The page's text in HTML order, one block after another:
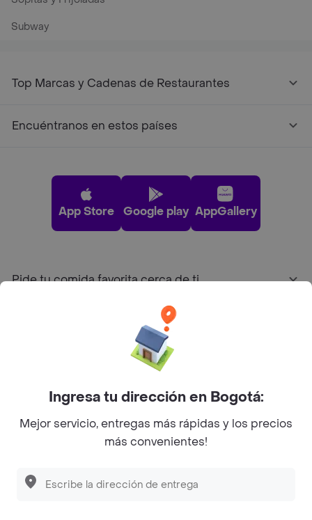
Subway
Top Marcas y Cadenas de Restaurantes
Encuéntranos en estos países
App Store Google play AppGallery
Pide tu comida favorita cerca de ti
Sobre Rappi
Facebook
Twitter
Instagram
©2026Rappi Inc. All rights reserved.
Ingresa tu dirección en Bogotá:
Mejor servicio, entregas más rápidas y los precios
más convenientes!